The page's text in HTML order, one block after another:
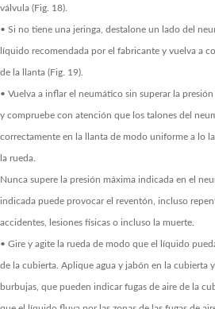
válvula (Fig. 18).
• Si no tiene una jeringa, destalone un lado del
líquido recomendada por el fabricante y vuelva a
de la llanta (Fig. 19).
• Vuelva a inflar el neumático sin superar la
y compruebe con atención que los talones del
correctamente en la llanta de modo uniforme a lo
la rueda.
Nunca supere la presión máxima indicada en el
indicada puede provocar el reventón, incluso
accidentes, lesiones físicas o incluso la muerte.
• Gire y agite la rueda de modo que el líquido
de la cubierta. Aplique agua y jabón en la cubierta
burbujas, que pueden indicar fugas de aire de la